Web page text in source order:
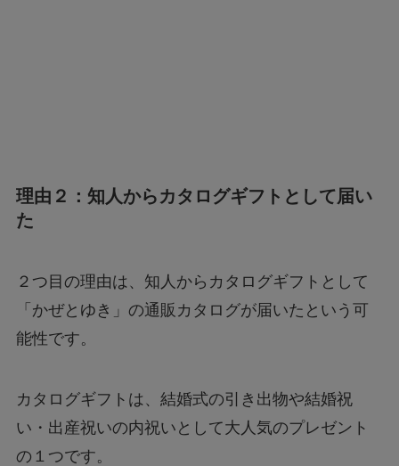
理由２：知人からカタログギフトとして届い
た
２つ目の理由は、知人からカタログギフトとして
「かぜとゆき」の通販カタログが届いたという可
能性です。
カタログギフトは、結婚式の引き出物や結婚祝
い・出産祝いの内祝いとして大人気のプレゼント
の１つです。